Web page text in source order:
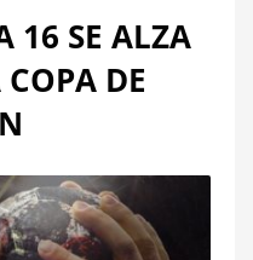
16 SE ALZA
DE